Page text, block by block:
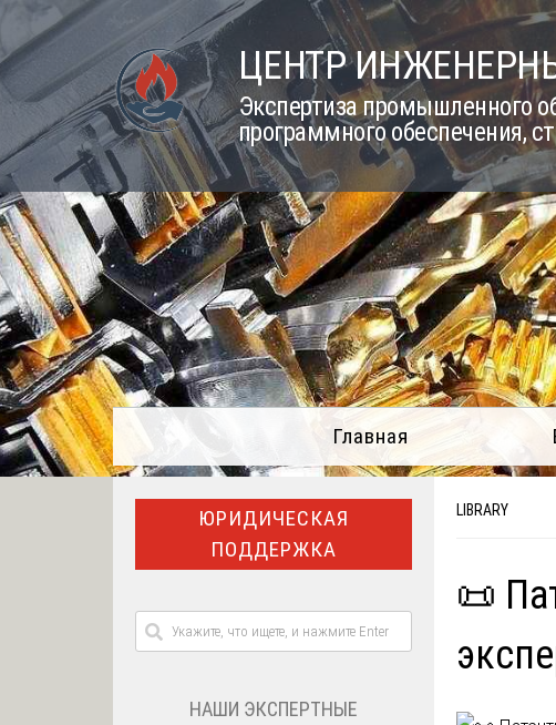
Skip
to
content
ЦЕНТР
Экспертиза промышленного
программного обеспечения,
Главная
LIBRARY
📜
ЮРИДИЧЕСКАЯ
ПОДДЕРЖКА
НАШИ ЭКСПЕРТНЫЕ